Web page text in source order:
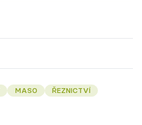
MASO
ŘEZNICTVÍ